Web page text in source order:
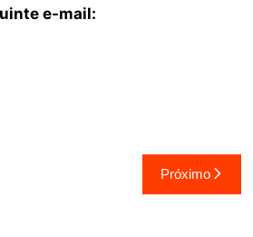
e-mail:
Próximo